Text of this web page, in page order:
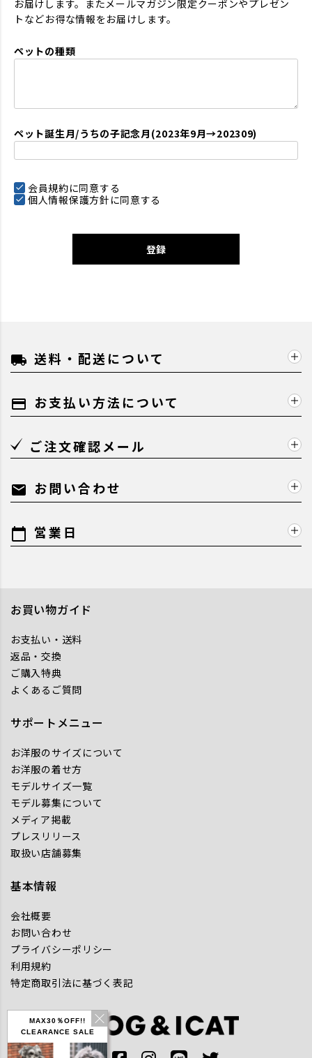
MAX30％OFF!!
CLEARANCE SALE
)
お届けします。またメールマガジン限定クーポンやプレゼン
トなどお得な情報をお届けします。
ペットの種類
ペット誕生月/うちの子記念月(2023年9月→202309)
会員規約に同意する
個人情報保護方針 に同意する
登録
local_shipping 送料・配送について
payment お支払い方法について
ご注文確認メール
mail お問い合わせ
calendar_today 営業日
お買い物ガイド
お支払い・送料
返品・交換
ご購入特典
よくあるご質問
サポートメニュー
お洋服のサイズについて
お洋服の着せ方
モデルサイズ一覧
モデル募集について
メディア掲載
プレスリリース
取扱い店舗募集
基本情報
会社概要
お問い合わせ
プライバシーポリシー
利用規約
特定商取引法に基づく表記